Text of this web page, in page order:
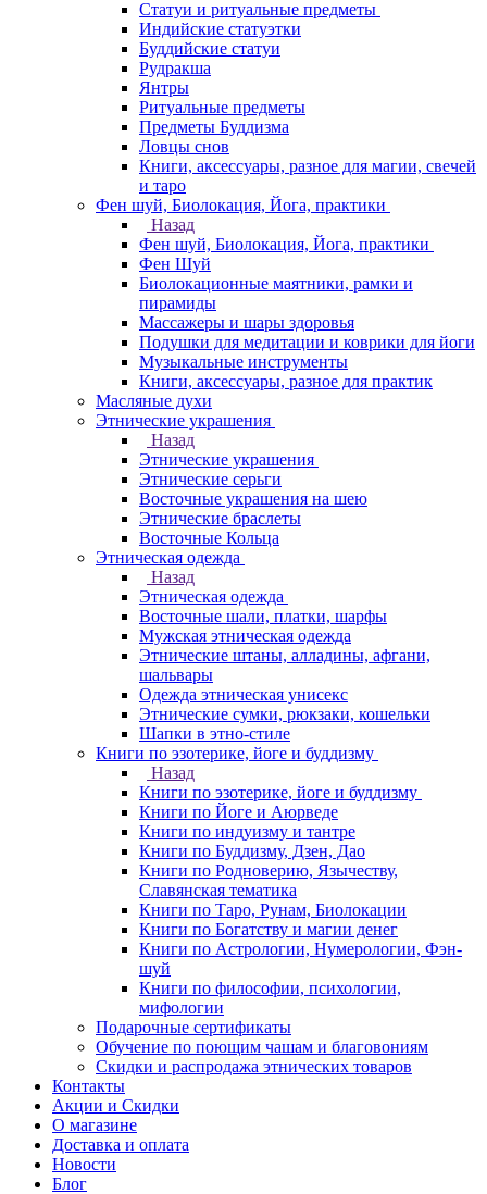
Статуи и ритуальные предметы
Индийские статуэтки
Буддийские статуи
Рудракша
Янтры
Ритуальные предметы
Предметы Буддизма
Ловцы снов
Книги, аксессуары, разное для магии, свечей
и таро
Фен шуй, Биолокация, Йога, практики
Назад
Фен шуй, Биолокация, Йога, практики
Фен Шуй
Биолокационные маятники, рамки и
пирамиды
Массажеры и шары здоровья
Подушки для медитации и коврики для йоги
Музыкальные инструменты
Книги, аксессуары, разное для практик
Масляные духи
Этнические украшения
Назад
Этнические украшения
Этнические серьги
Восточные украшения на шею
Этнические браслеты
Восточные Кольца
Этническая одежда
Назад
Этническая одежда
Восточные шали, платки, шарфы
Мужская этническая одежда
Этнические штаны, алладины, афгани,
шальвары
Одежда этническая унисекс
Этнические сумки, рюкзаки, кошельки
Шапки в этно-стиле
Книги по эзотерике, йоге и буддизму
Назад
Книги по эзотерике, йоге и буддизму
Книги по Йоге и Аюрведе
Книги по индуизму и тантре
Книги по Буддизму, Дзен, Дао
Книги по Родноверию, Язычеству,
Славянская тематика
Книги по Таро, Рунам, Биолокации
Книги по Богатству и магии денег
Книги по Астрологии, Нумерологии, Фэн-
шуй
Книги по философии, психологии,
мифологии
Подарочные сертификаты
Обучение по поющим чашам и благовониям
Скидки и распродажа этнических товаров
Контакты
Акции и Скидки
О магазине
Доставка и оплата
Новости
Блог